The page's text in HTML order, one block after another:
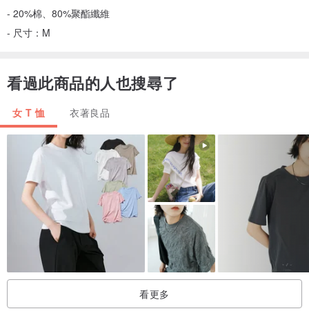
- 20%棉、80%聚酯纖維
- 尺寸：M
看過此商品的人也搜尋了
女 T 恤 衣著良品
看更多